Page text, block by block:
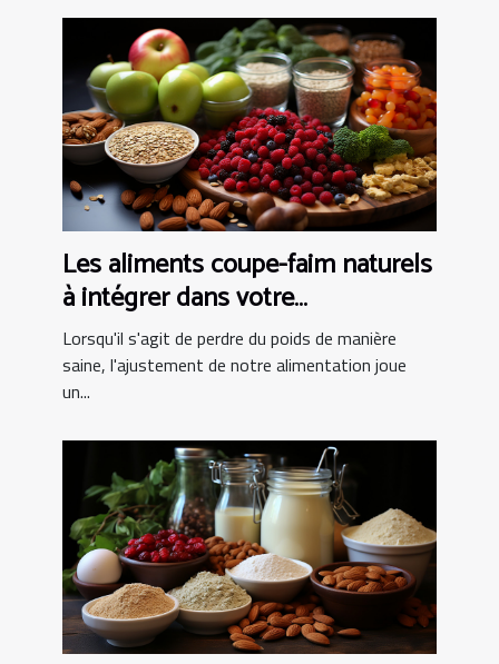
Les aliments coupe-faim naturels
à intégrer dans votre
alimentation pour une perte de
poids saine
Lorsqu'il s'agit de perdre du poids de manière
saine, l'ajustement de notre alimentation joue
un...